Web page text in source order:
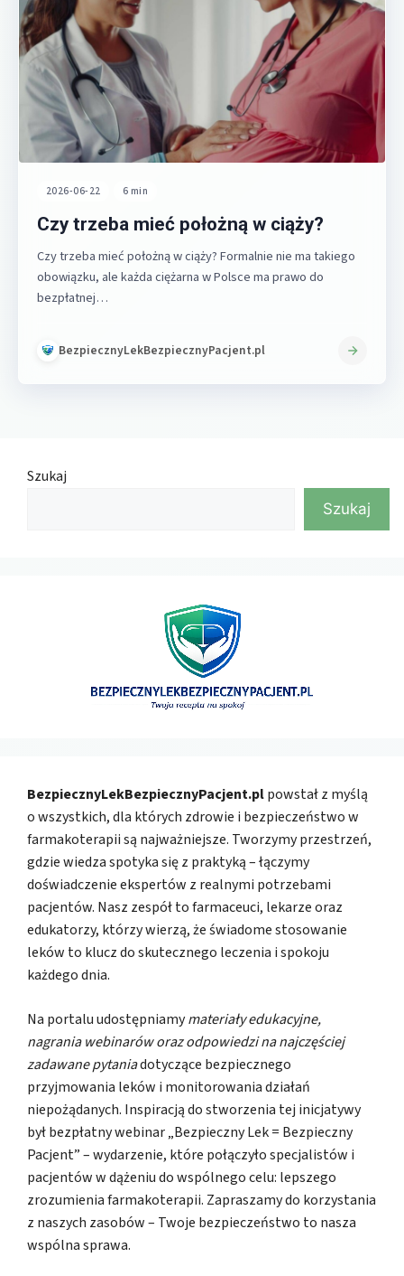
2026-06-22 6 min
Czy trzeba mieć położną w ciąży?
Czy trzeba mieć położną w ciąży? Formalnie nie ma takiego
obowiązku, ale każda ciężarna w Polsce ma prawo do
bezpłatnej…
BezpiecznyLekBezpiecznyPacjent.pl
Szukaj
Szukaj
BezpiecznyLekBezpiecznyPacjent.plpowstał z myślą
o wszystkich, dla których zdrowie i bezpieczeństwo w
farmakoterapii są najważniejsze. Tworzymy przestrzeń,
gdzie wiedza spotyka się z praktyką – łączymy
doświadczenie ekspertów z realnymi potrzebami
pacjentów. Nasz zespół to farmaceuci, lekarze oraz
edukatorzy, którzy wierzą, że świadome stosowanie
leków to klucz do skutecznego leczenia i spokoju
każdego dnia.
Na portalu udostępniamymateriały edukacyjne,
nagrania webinarów oraz odpowiedzi na najczęściej
zadawane pytaniadotyczące bezpiecznego
przyjmowania leków i monitorowania działań
niepożądanych. Inspiracją do stworzenia tej inicjatywy
był bezpłatny webinar „Bezpieczny Lek = Bezpieczny
Pacjent” – wydarzenie, które połączyło specjalistów i
pacjentów w dążeniu do wspólnego celu: lepszego
zrozumienia farmakoterapii. Zapraszamy do korzystania
z naszych zasobów – Twoje bezpieczeństwo to nasza
wspólna sprawa.